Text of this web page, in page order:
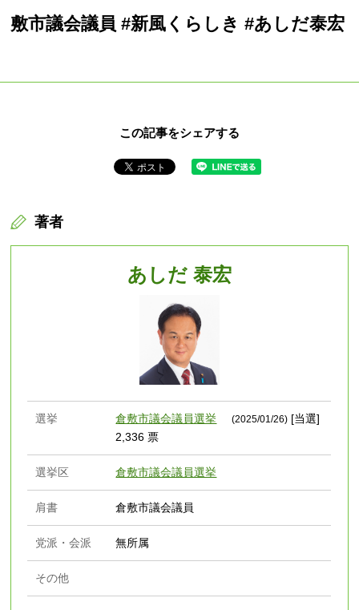
敷市議会議員 #新風くらしき #あしだ泰宏
この記事をシェアする
著者
あしだ 泰宏
選挙 倉敷市議会議員選挙 (2025/01/26) [当選]
2,336 票
選挙区 倉敷市議会議員選挙
肩書 倉敷市議会議員
党派・会派 無所属
その他